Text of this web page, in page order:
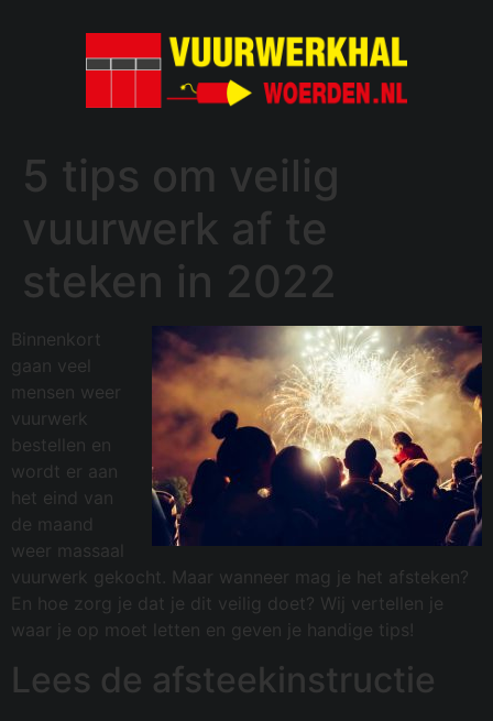
5 tips om veilig
vuurwerk af te
steken in 2022
Binnenkort
gaan veel
mensen weer
vuurwerk
bestellen en
wordt er aan
het eind van
de maand
weer massaal
vuurwerk gekocht. Maar wanneer mag je het afsteken?
En hoe zorg je dat je dit veilig doet? Wij vertellen je
waar je op moet letten en geven je handige tips!
Lees de afsteekinstructie